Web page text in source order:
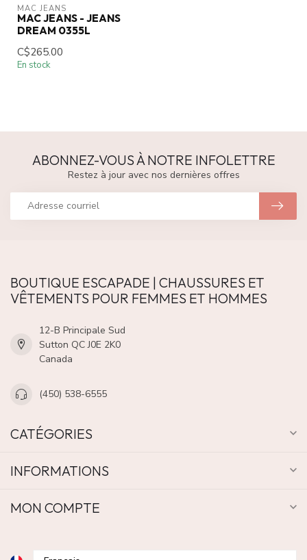
MAC JEANS
MAC JEANS - JEANS
DREAM 0355L
C$265.00
En stock
ABONNEZ-VOUS À NOTRE INFOLETTRE
Restez à jour avec nos dernières offres
BOUTIQUE ESCAPADE | CHAUSSURES ET
VÊTEMENTS POUR FEMMES ET HOMMES
12-B Principale Sud
Sutton QC J0E 2K0
Canada
(450) 538-6555
CATÉGORIES
INFORMATIONS
MON COMPTE